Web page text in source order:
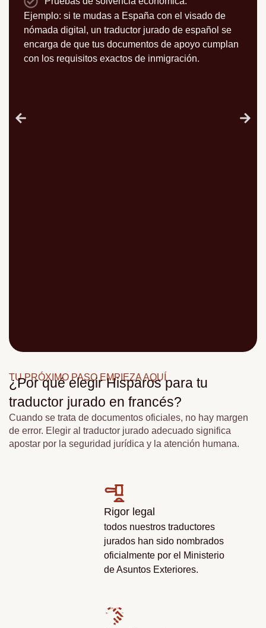
Ejemplo: si te mudas a España con el visado de
nómada digital, un traductor jurado de español se
encarga de que tus documentos de apoyo cumplan
con los requisitos exactos de inmigración.
TU PRÓXIMO PASO EMPIEZA AQUÍ
¿Por qué elegir Hisparos para tu
traductor jurado en francés?
Cuando se trata de documentos oficiales, no hay margen
de error. Elegir al traductor jurado adecuado significa
apostar por la seguridad jurídica y la atención humana.
Rigor legal
todos nuestros traductores
jurados han sido nombrados
oficialmente por el Ministerio
de Asuntos Exteriores.